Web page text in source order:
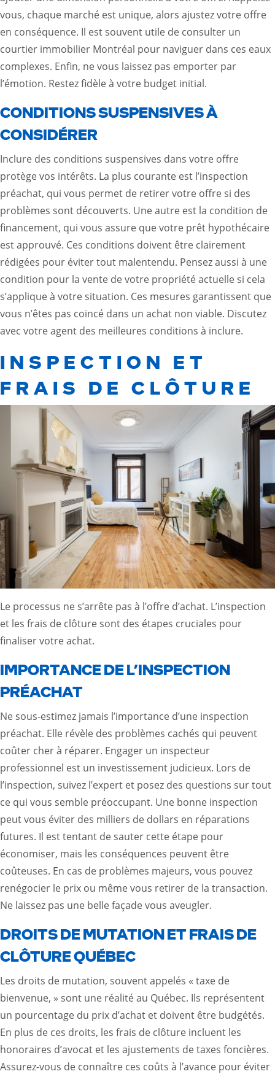
vous, chaque marché est unique, alors ajustez votre offre
en conséquence. Il est souvent utile de consulter un
courtier immobilier Montréal pour naviguer dans ces eaux
complexes. Enfin, ne vous laissez pas emporter par
l’émotion. Restez fidèle à votre budget initial.
CONDITIONS SUSPENSIVES À
CONSIDÉRER
Inclure des conditions suspensives dans votre offre
protège vos intérêts. La plus courante est l’inspection
préachat, qui vous permet de retirer votre offre si des
problèmes sont découverts. Une autre est la condition de
financement, qui vous assure que votre prêt hypothécaire
est approuvé. Ces conditions doivent être clairement
rédigées pour éviter tout malentendu. Pensez aussi à une
condition pour la vente de votre propriété actuelle si cela
s’applique à votre situation. Ces mesures garantissent que
vous n’êtes pas coincé dans un achat non viable. Discutez
avec votre agent des meilleures conditions à inclure.
INSPECTION ET
FRAIS DE CLÔTURE
Le processus ne s’arrête pas à l’offre d’achat. L’inspection
et les frais de clôture sont des étapes cruciales pour
finaliser votre achat.
IMPORTANCE DE L’INSPECTION
PRÉACHAT
Ne sous-estimez jamais l’importance d’une inspection
préachat. Elle révèle des problèmes cachés qui peuvent
coûter cher à réparer. Engager un inspecteur
professionnel est un investissement judicieux. Lors de
l’inspection, suivez l’expert et posez des questions sur tout
ce qui vous semble préoccupant. Une bonne inspection
peut vous éviter des milliers de dollars en réparations
futures. Il est tentant de sauter cette étape pour
économiser, mais les conséquences peuvent être
coûteuses. En cas de problèmes majeurs, vous pouvez
renégocier le prix ou même vous retirer de la transaction.
Ne laissez pas une belle façade vous aveugler.
DROITS DE MUTATION ET FRAIS DE
CLÔTURE QUÉBEC
Les droits de mutation, souvent appelés « taxe de
bienvenue, » sont une réalité au Québec. Ils représentent
un pourcentage du prix d’achat et doivent être budgétés.
En plus de ces droits, les frais de clôture incluent les
honoraires d’avocat et les ajustements de taxes foncières.
Assurez-vous de connaître ces coûts à l’avance pour éviter